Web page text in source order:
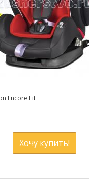
Encore Fit
Хочу купить!